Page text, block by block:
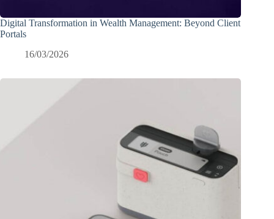
Digital Transformation in Wealth Management: Beyond Client
Portals
16/03/2026